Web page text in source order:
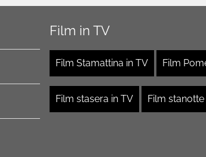
Film in TV
Film Stamattina in TV Film
Film stasera in TV Film stanotte